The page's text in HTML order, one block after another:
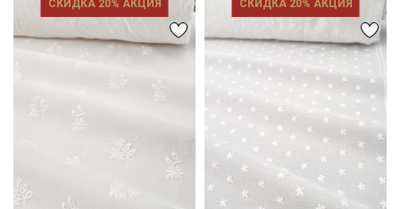
СКИДКА 20% АКЦИЯ СКИДКА 20% АКЦИЯ
Ознакомлен(а) сПолитикой обработки персональных
данных
Согласие на обработку персональных
данных
Согласие на получение рекламных и
информационных рассылок